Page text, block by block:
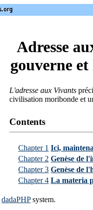
Adresse
gouverne
L'adresse aux Vivants
civilisation moribonde et
Contents
Chapter 1 Ici,
Chapter 2 Genèse de
Chapter 3 Genèse de
Chapter 4 La materia
dadaPHPsystem.